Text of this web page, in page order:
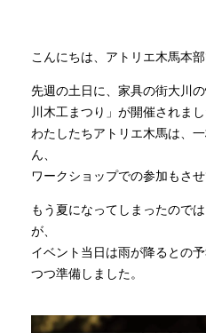
全商品一覧
納品事例
INFORMATION
こんにちは、アトリエ木馬本部
先週の土日に、家具の街大川
川木工まつり」が開催されまし
わたしたちアトリエ木馬は、
ん、
ワークショップでの参加もさ
もう夏になってしまったので
が、
イベント当日は雨が降るとの
つつ準備しました。